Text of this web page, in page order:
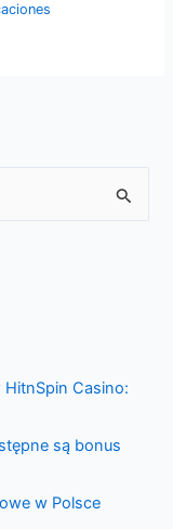
Casino:
są bonus
w Polsce